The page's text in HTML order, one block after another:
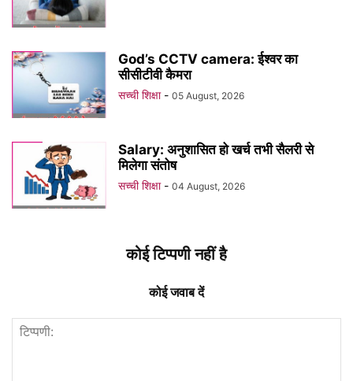
God’s CCTV camera: ईश्वर का
सीसीटीवी कैमरा
सच्ची शिक्षा - 05 August, 2026
Salary: अनुशासित हो खर्च तभी सैलरी से
मिलेगा संतोष
सच्ची शिक्षा - 04 August, 2026
कोई टिप्पणी नहीं है
कोई जवाब दें